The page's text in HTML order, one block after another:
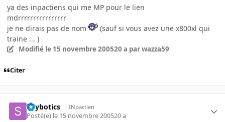
ya des inpactiens qui me MP pour le lien
mdrrrrrrrrrrrrrrrr
je ne dirais pas de nom
(sauf si vous avez une x800xl qui
traine ... )
Modifié le 15 novembre 200520 a par wazza59
Citer
Spybotics INpactien
Posté(e) le 15 novembre 200520 a